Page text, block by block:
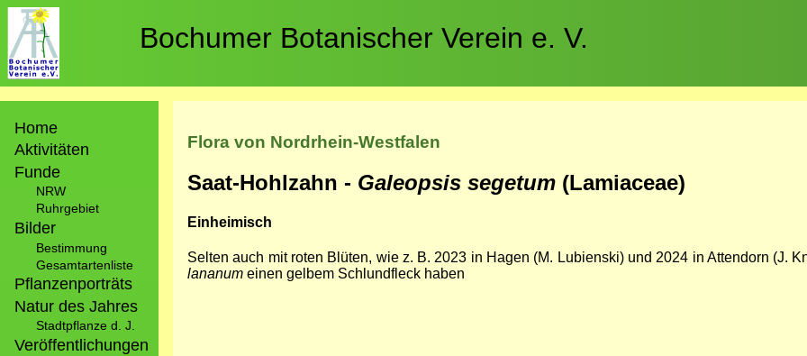
Direkt
zum
Inhalt
Bochumer Botanischer Verein e. V.
Home
Aktivitäten
Funde
NRW
Ruhrgebiet
Bilder
Bestimmung
Gesamtartenliste
Pflanzenporträts
Natur des Jahres
Stadtpflanze d. J.
Veröffentlichungen
Flora von Nordrhein-Westfalen
Saat-Hohlzahn - Galeopsis segetum (Lamiaceae)
Einheimisch
Selten auch mit roten Blüten, wie z. B. 2023 in Hagen (M. Lubienski) und 2024 in Attendorn (J.
lananum einen gelbem Schlundfleck haben